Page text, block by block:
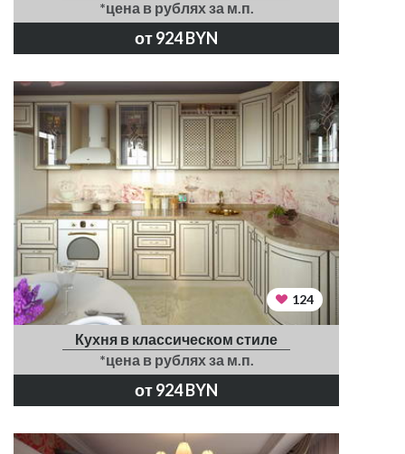
*цена в рублях за м.п.
от 924 BYN
124
Кухня в классическом стиле
*цена в рублях за м.п.
от 924 BYN